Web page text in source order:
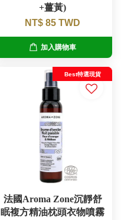
+薑黃)
NT$ 85 TWD
加入購物車
Best特選現貨
法國Aroma Zone沉靜舒
眠複方精油枕頭衣物噴霧